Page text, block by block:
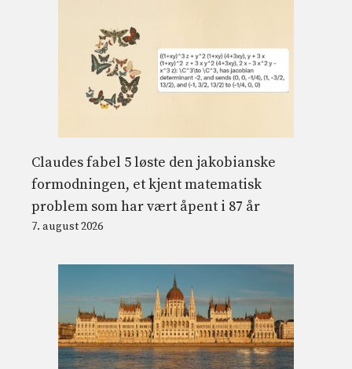
Claudes fabel 5 løste den jakobianske
formodningen, et kjent matematisk
problem som har vært åpent i 87 år
7. august 2026